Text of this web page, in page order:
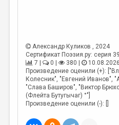
Александр Куликов , 2024
Сертификат Поэзия.ру: серия
7 |
0 | 380 |
Произведение оценили (+):
Колесник", "Евгений Иванов",
"Слава Баширов", "Виктор
(Флейта Бутугычаг) °"]
Произведение оценили (-): []